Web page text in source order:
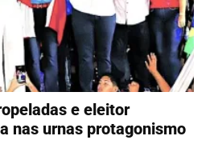
e eleitor
nas urnas protagonismo